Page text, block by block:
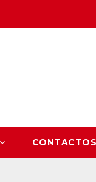
CONTACTOS